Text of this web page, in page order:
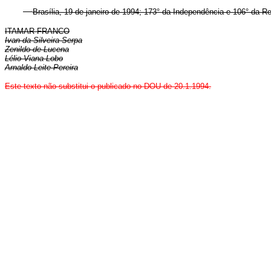
Brasília, 19 de janeiro de 1994; 173° da Independência e 106° da
ITAMAR FRANCO
Ivan da Silveira Serpa
Zenildo de Lucena
Lélio Viana Lobo
Arnaldo Leite Pereira
Este texto não substitui o publicado no DOU de 20.1.1994.